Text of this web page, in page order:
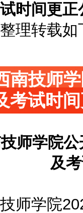
时间更正
理转载
南技师
考试时
师学院
及
学院